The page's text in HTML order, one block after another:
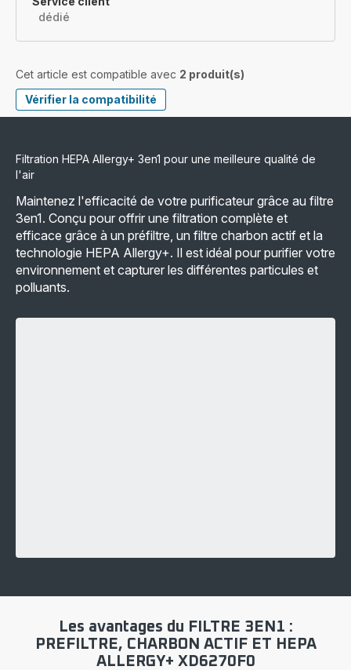
dédié
Cet article est compatible avec 2 produit(s)
Vérifier la compatibilité
Filtration HEPA Allergy+ 3en1 pour une meilleure qualité de
l'air
Maintenez l'efficacité de votre purificateur grâce au filtre
3en1. Conçu pour offrir une filtration complète et
efficace grâce à un préfiltre, un filtre charbon actif et la
technologie HEPA Allergy+. Il est idéal pour purifier votre
environnement et capturer les différentes particules et
polluants.
Les avantages du FILTRE 3EN1 :
PREFILTRE, CHARBON ACTIF ET HEPA
ALLERGY+ XD6270F0